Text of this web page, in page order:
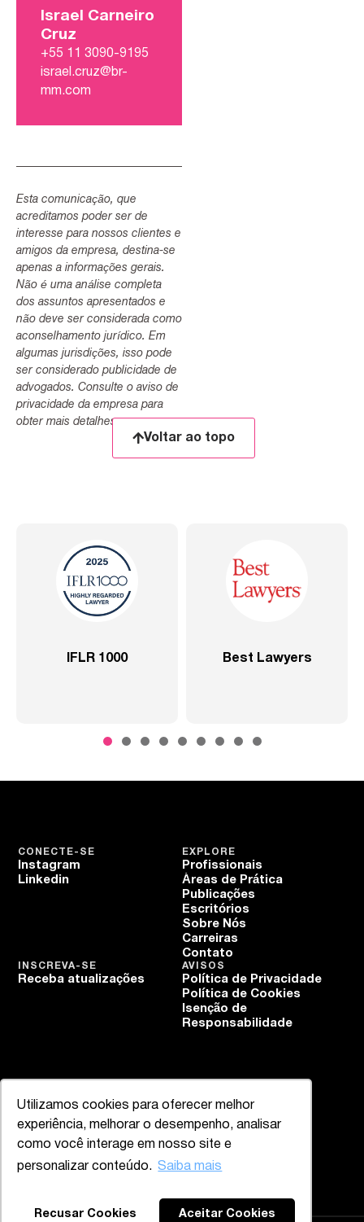
Utilizamos cookies para oferecer melhor
experiência, melhorar o desempenho, analisar
como você interage em nosso site e
personalizar conteúdo. Saiba mais
Recusar Cookies Aceitar Cookies
Israel Carneiro
Cruz
+55 11 3090-9195
israel.cruz@br-
mm.com
Esta comunicação, que
acreditamos poder ser de
interesse para nossos clientes e
amigos da empresa, destina-se
apenas a informações gerais.
Não é uma análise completa
dos assuntos apresentados e
não deve ser considerada como
aconselhamento jurídico. Em
algumas jurisdições, isso pode
ser considerado publicidade de
advogados. Consulte o aviso de
privacidade da empresa para
obter mais detalhes.
Voltar ao topo
Best Lawyers
2020 – Abrangente –
EXPLORE
Profissionais
Áreas de Prática
Publicações
Escritórios
Sobre Nós
Carreiras
Contato
CONECTE-SE
Instagram
Linkedin
AVISOS
Política de Privacidade
Política de Cookies
Isenção de
Responsabilidade
INSCREVA-SE
Receba atualizações